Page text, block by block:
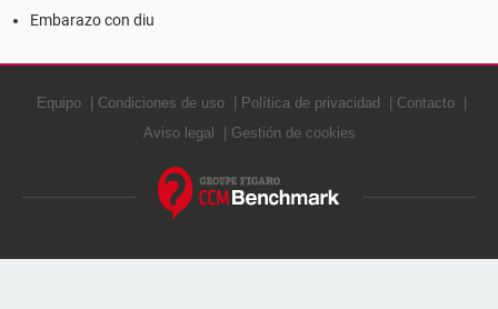
Embarazo con diu
Equipo Condiciones de uso Política de privacidad
Contacto
Aviso legal
Gestión de cookies